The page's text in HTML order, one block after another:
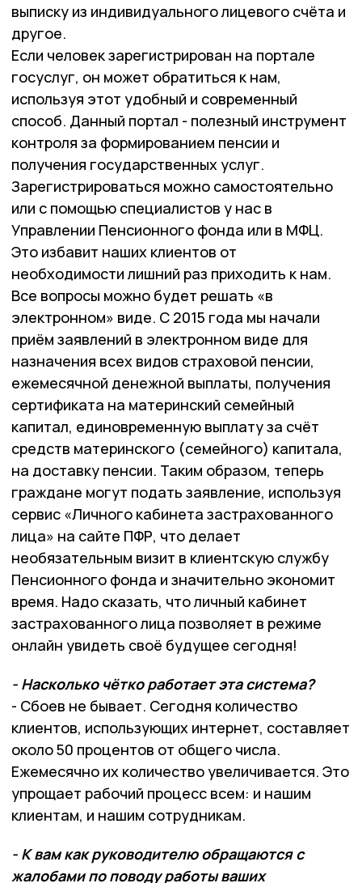
выписку из индивидуального лицевого счёта и
другое.
Если человек зарегистрирован на портале
госуслуг, он может обратиться к нам,
используя этот удобный и современный
способ. Данный портал - полезный инструмент
контроля за формированием пенсии и
получения государственных услуг.
Зарегистрироваться можно самостоятельно
или с помощью специалистов у нас в
Управлении Пенсионного фонда или в МФЦ.
Это избавит наших клиентов от
необходимости лишний раз приходить к нам.
Все вопросы можно будет решать «в
электронном» виде. С 2015 года мы начали
приём заявлений в электронном виде для
назначения всех видов страховой пенсии,
ежемесячной денежной выплаты, получения
сертификата на материнский семейный
капитал, единовременную выплату за счёт
средств материнского (семейного) капитала,
на доставку пенсии. Таким образом, теперь
граждане могут подать заявление, используя
сервис «Личного кабинета застрахованного
лица» на сайте ПФР, что делает
необязательным визит в клиентскую службу
Пенсионного фонда и значительно экономит
время. Надо сказать, что личный кабинет
застрахованного лица позволяет в режиме
онлайн увидеть своё будущее сегодня!
- Насколько чётко работает эта система?
- Сбоев не бывает. Сегодня количество
клиентов, использующих интернет, составляет
около 50 процентов от общего числа.
Ежемесячно их количество увеличивается. Это
упрощает рабочий процесс всем: и нашим
клиентам, и нашим сотрудникам.
- К вам как руководителю обращаются с
жалобами по поводу работы ваших